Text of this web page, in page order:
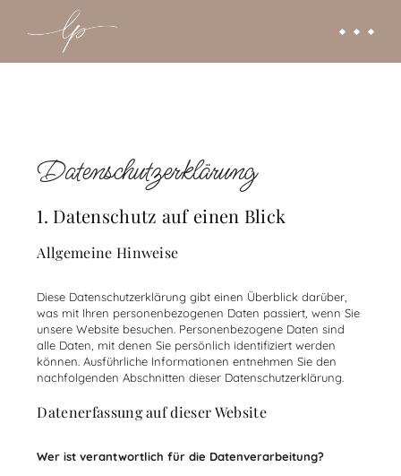
Datenschutzerklärung
1. Datenschutz auf einen Blick
Allgemeine Hinweise
Diese Datenschutzerklärung gibt einen Überblick darüber,
was mit Ihren personenbezogenen Daten passiert, wenn Sie
unsere Website besuchen. Personenbezogene Daten sind
alle Daten, mit denen Sie persönlich identifiziert werden
können. Ausführliche Informationen entnehmen Sie den
nachfolgenden Abschnitten dieser Datenschutzerklärung.
Datenerfassung auf dieser Website
Wer ist verantwortlich für die Datenverarbeitung?